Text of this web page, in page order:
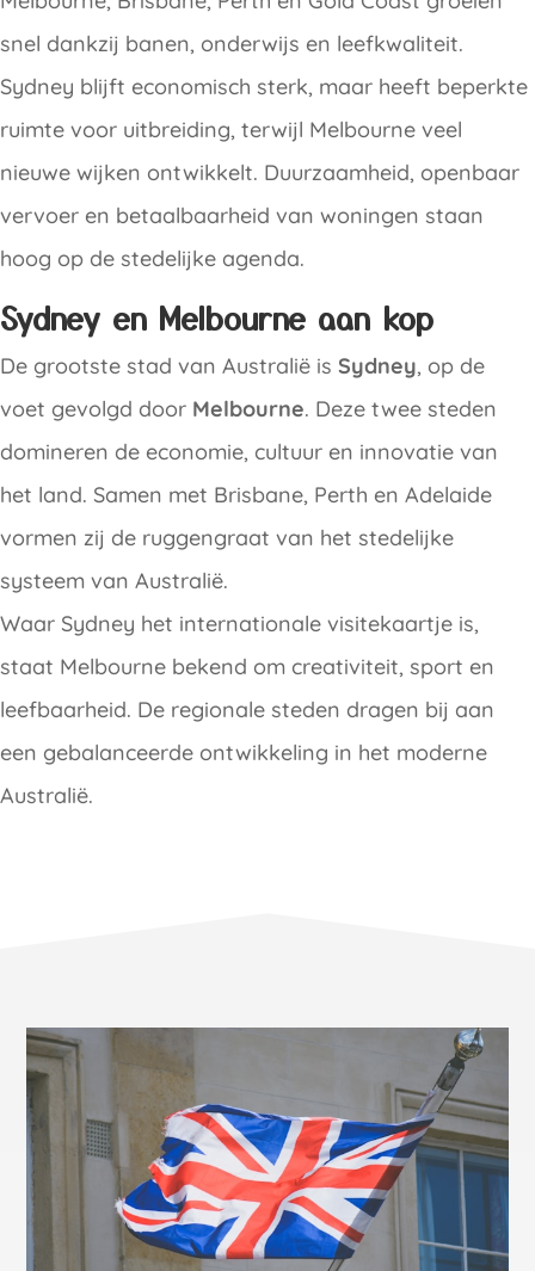
snel dankzij banen, onderwijs en leefkwaliteit.
Sydney blijft economisch sterk, maar heeft beperkte
ruimte voor uitbreiding, terwijl Melbourne veel
nieuwe wijken ontwikkelt. Duurzaamheid, openbaar
vervoer en betaalbaarheid van woningen staan
hoog op de stedelijke agenda.
Sydney en Melbourne aan kop
De grootste stad van Australië is Sydney, op de
voet gevolgd door Melbourne. Deze twee steden
domineren de economie, cultuur en innovatie van
het land. Samen met Brisbane, Perth en Adelaide
vormen zij de ruggengraat van het stedelijke
systeem van Australië.
Waar Sydney het internationale visitekaartje is,
staat Melbourne bekend om creativiteit, sport en
leefbaarheid. De regionale steden dragen bij aan
een gebalanceerde ontwikkeling in het moderne
Australië.